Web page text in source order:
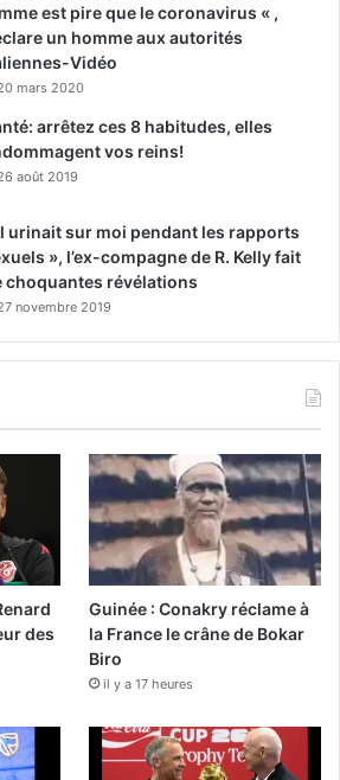
est pire que le coronavirus « ,
un homme aux autorités
Vidéo
mars 2020
arrêtez ces 8 habitudes, elles
vos reins!
août 2019
urinait sur moi pendant les rapports
», l’ex-compagne de R. Kelly fait
choquantes révélations
novembre 2019
des
Guinée : Conakry réclame à
la France le crâne de Bokar
Biro
il y a 17 heures